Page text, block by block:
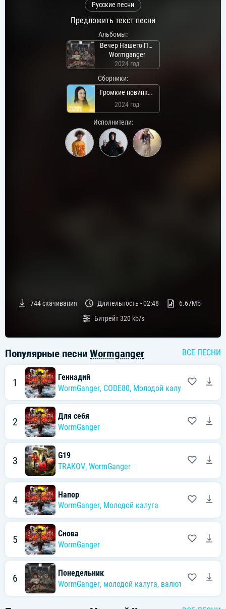
Русские песни
Предложить текст песни
Альбомы:
Вечер Нашего Понедельника
Wormganger
2024 год
Сборники:
Громкие новинки: Июнь 2024
2024 год
Исполнители:
744скачивания Длительность -02:48
6.67Mb
Битрейт320 kb/s
Популярные песни Wormganger ВСЕ ПЕСНИ
1
Геннадий
WormGanger, CODE80, Молодой калуга
2
Для себя
WormGanger
3
G19
TRAKOV, WormGanger
4
Напор
WormGanger, Молодой калуга
5
Снова
WormGanger
6
Понедельник
WormGanger, молодой калуга, валюта скуратов